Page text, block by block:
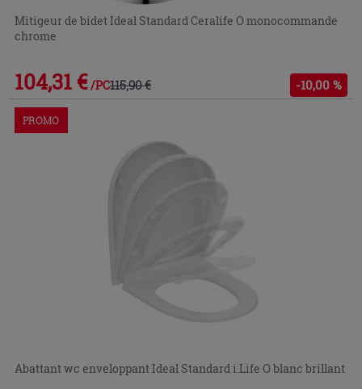
Mitigeur de bidet Ideal Standard Ceralife O monocommande
chrome
104,31 € /PC115,90 € -10,00 %
PROMO
Abattant wc enveloppant Ideal Standard i.Life O blanc brillant